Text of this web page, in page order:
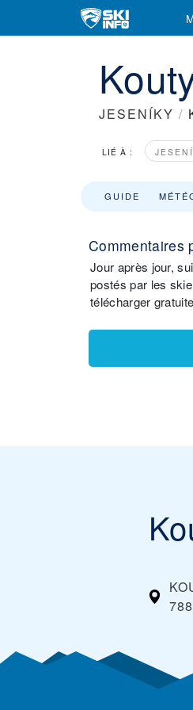
JESENÍKY /
LIÉ À :
GUIDE
Commentaires
Jour après jour,
postés par les
télécharger